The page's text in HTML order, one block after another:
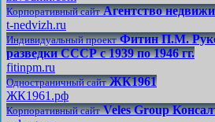
Корпоративный сайт Агентство
t-nedvizh.ru
Индивидуальный проект Фитин П.М.
разведки СССР с 1939 по 1946 гг.
fitinpm.ru
Одностраничный сайт ЖК1961
ЖК1961.рф
Корпоративный сайт Veles Group